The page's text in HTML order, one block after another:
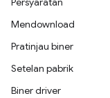
Mendownload
Pratinjau biner
Setelan pabrik
Biner driver